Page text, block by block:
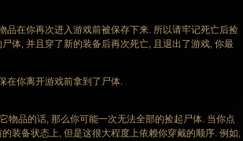
品在你再次进入游戏前被保存下来. 所以请牢记死亡后捡
体, 并且穿了新的装备后再次死亡, 且退出了游戏, 你最
在你离开游戏前拿到了尸体.
品的话, 那么你可能一次无法全部的捡起尸体. 当你点
装备状态上, 但是这很大程度上依赖你穿戴的顺序. 例如,